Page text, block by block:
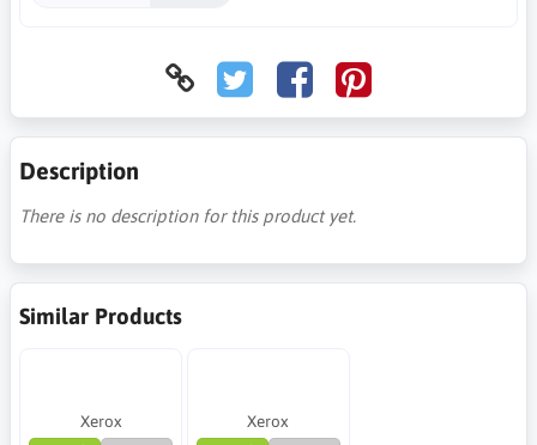
Description
There is no description for this product yet.
Similar Products
Xerox Xerox